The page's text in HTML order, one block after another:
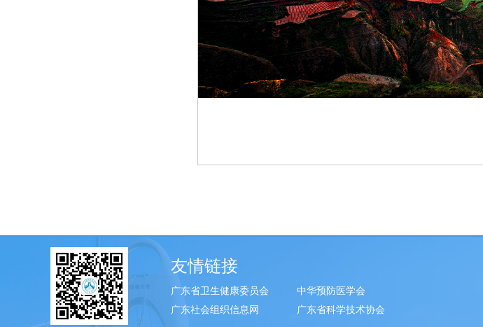
友情链接
广东省卫生健康委员会
中华预防医学会
广东社会组织信息网
广东省科学技术协会